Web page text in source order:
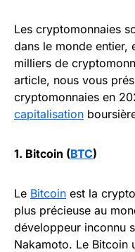
Les cryptomonnaies
dans le monde entier,
milliers de
article, nous vous
cryptomonnaies en
capitalisation
1. Bitcoin (BTC)
Le Bitcoin est la
plus précieuse au
développeur inconnu
Nakamoto. Le Bitcoin